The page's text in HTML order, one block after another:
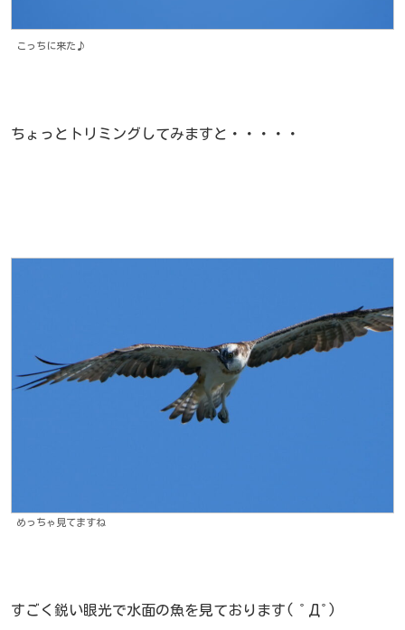
こっちに来た♪
ちょっとトリミングしてみますと・・・・・
めっちゃ見てますね
すごく鋭い眼光で水面の魚を見ております( ﾟДﾟ)